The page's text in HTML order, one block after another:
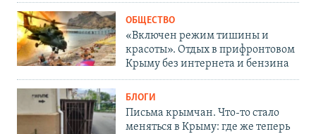
ОБЩЕСТВО
«Включен режим тишины и
красоты». Отдых в прифронтовом
Крыму без интернета и бензина
БЛОГИ
Письма крымчан. Что-то стало
меняться в Крыму: где же теперь